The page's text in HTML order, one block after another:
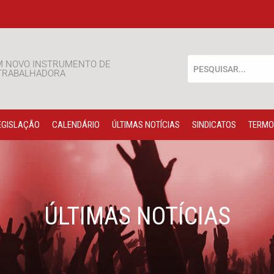
NOVO INSTRUMENTO DE
CALENDÁRIO ÚLTIMAS NOTÍCIAS SINDICATOS
ÚLTIMAS NOTÍCIAS